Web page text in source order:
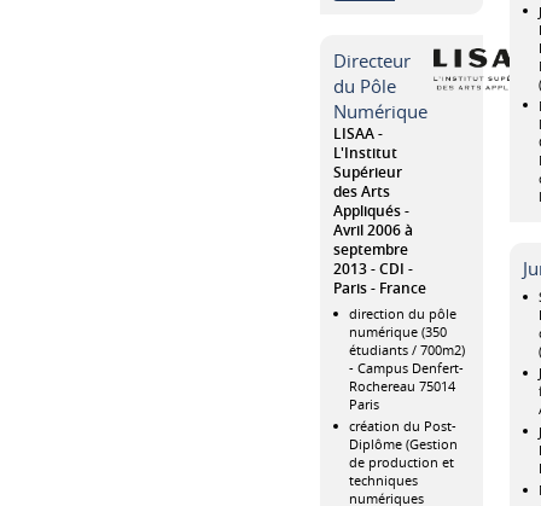
Directeur
du Pôle
Numérique
LISAA -
L'Institut
Supérieur
des Arts
Appliqués
Avril 2006 à
septembre
2013 CDI
Paris
France
direction du pôle
numérique (350
étudiants / 700m2)
- Campus Denfert-
Rochereau 75014
Paris
création du Post-
Diplôme (Gestion
de production et
techniques
numériques